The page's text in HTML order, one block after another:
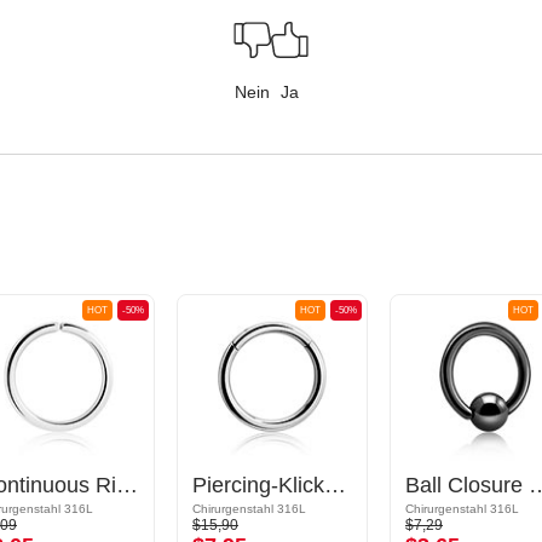
Nein Ja
-50%
HOT
Continuous Ring (Chirurgenstahl, silber, glänzend)
316L
-50%
HOT
Piercing-Klicker (Chirurgenstahl, silber, glänzend)
Chirurgenstahl 316L
$15,90
HOT
Ball Closure Ring
Chirurgenstahl 316L
$7,29